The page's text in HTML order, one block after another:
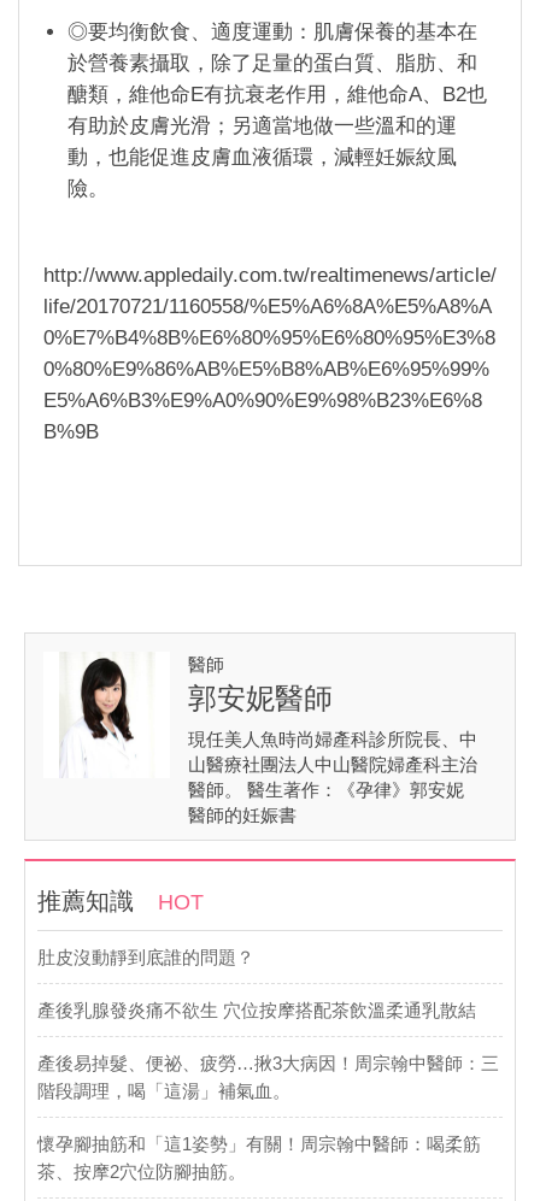
◎要均衡飲食、適度運動：肌膚保養的基本在
於營養素攝取，除了足量的蛋白質、脂肪、和
醣類，維他命E有抗衰老作用，維他命A、B2也
有助於皮膚光滑；另適當地做一些溫和的運
動，也能促進皮膚血液循環，減輕妊娠紋風
險。
http://www.appledaily.com.tw/realtimenews/article/
life/20170721/1160558/%E5%A6%8A%E5%A8%A
0%E7%B4%8B%E6%80%95%E6%80%95%E3%8
0%80%E9%86%AB%E5%B8%AB%E6%95%99%
E5%A6%B3%E9%A0%90%E9%98%B23%E6%8
B%9B
醫師
郭安妮醫師
現任美人魚時尚婦產科診所院長、中
山醫療社團法人中山醫院婦產科主治
醫師。 醫生著作：《孕律》郭安妮
醫師的妊娠書
推薦知識 HOT
肚皮沒動靜到底誰的問題？
產後乳腺發炎痛不欲生 穴位按摩搭配茶飲溫柔通乳散結
產後易掉髮、便祕、疲勞…揪3大病因！周宗翰中醫師：三
階段調理，喝「這湯」補氣血。
懷孕腳抽筋和「這1姿勢」有關！周宗翰中醫師：喝柔筋
茶、按摩2穴位防腳抽筋。